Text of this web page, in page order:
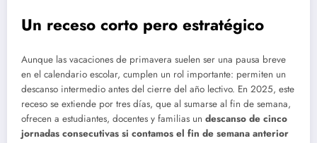
Un receso corto pero estratégico
Aunque las vacaciones de primavera suelen ser una pausa breve
en el calendario escolar, cumplen un rol importante: permiten un
descanso intermedio antes del cierre del año lectivo. En 2025, este
receso se extiende por tres días, que al sumarse al fin de semana,
ofrecen a estudiantes, docentes y familias un descanso de cinco
jornadas consecutivas si contamos el fin de semana anterior